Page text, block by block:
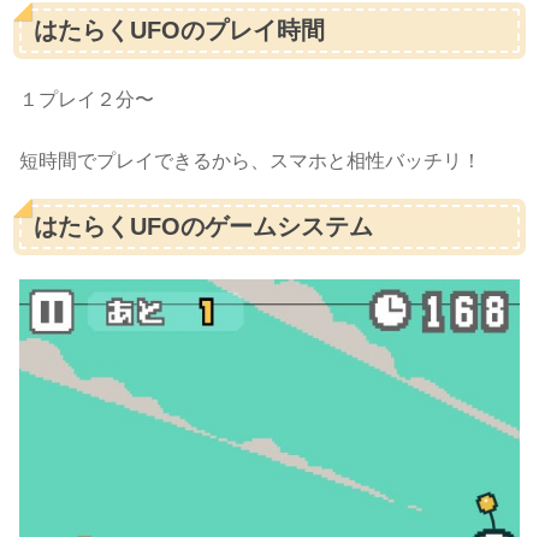
はたらくUFOのプレイ時間
１プレイ２分〜
短時間でプレイできるから、スマホと相性バッチリ！
はたらくUFOのゲームシステム